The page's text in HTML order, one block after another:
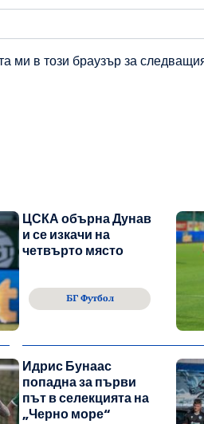
ми в този браузър за
ЦСКА обърна Дунав
и се изкачи на
четвърто място
БГ Футбол
Идрис Бунаас
попадна за първи
път в селекцията на
„Черно море“